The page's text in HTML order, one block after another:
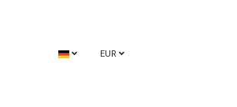
EUR